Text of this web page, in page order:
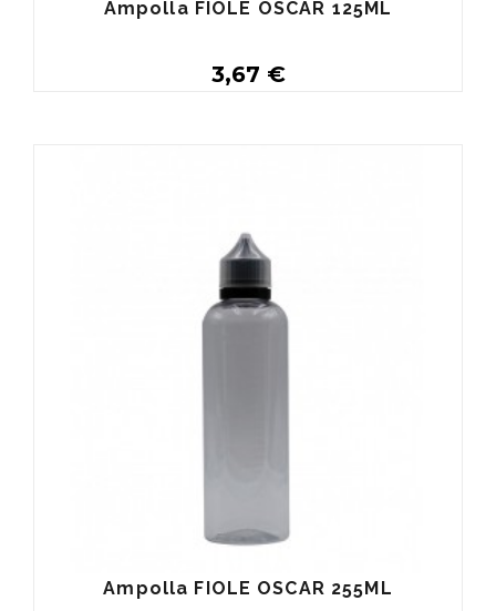
Ampolla FIOLE OSCAR 125ML
3,67 €
Ampolla FIOLE OSCAR 255ML